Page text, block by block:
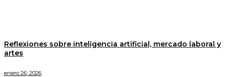
Reflexiones sobre inteligencia artificial, mercado laboral y
artes
enero 26, 2026